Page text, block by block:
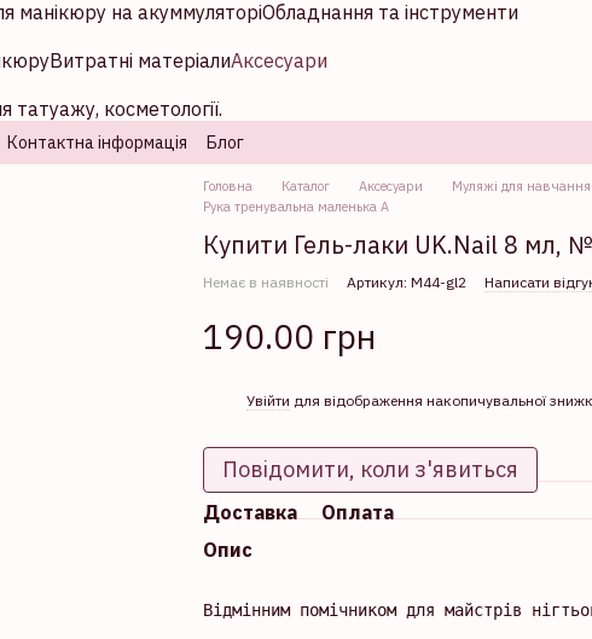
манікюру на акуммуляторіОбладнання та інструменти
Витратні матеріалиАксесуари
косметології.
Контактна інформація Блог
Головна Каталог Аксесуари Муляжі для
Рука тренувальна маленька A
Купити Гель-лаки UK.Nail 8 мл,
Немає в наявності Артикул: М44-gl2 Написати
190.00 грн
Увійти для відображення накопичувальної
Повідомити, коли з'явиться
Доставка
Оплата
Опис
Відмінним помічником для майстрів